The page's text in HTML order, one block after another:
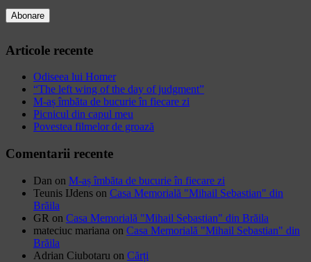
Articole recente
Odiseea lui Homer
“The left wing of the day of judgment”
M-aș îmbăta de bucurie în fiecare zi
Picnicul din capul meu
Povestea filmelor de groază
Comentarii recente
Dan on M-aș îmbăta de bucurie în fiecare zi
Teunis IJdens on Casa Memorială "Mihail Sebastian" din
Brăila
GR on Casa Memorială "Mihail Sebastian" din Brăila
mateciuc mariana on Casa Memorială "Mihail Sebastian" din
Brăila
Adrian Ciubotaru on Cărți